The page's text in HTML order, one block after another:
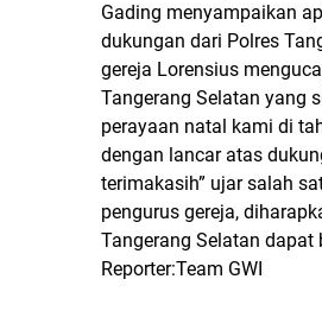
Gading menyampaikan
dukungan dari Polres
gereja Lorensius
Tangerang Selatan yang
perayaan natal kami di
dengan lancar atas
terimakasih” ujar salah
pengurus gereja,
Tangerang Selatan
Reporter:Team GWI